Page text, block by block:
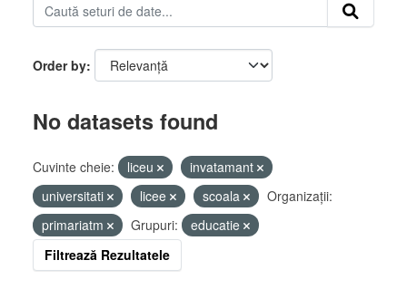
Order by
No datasets found
Cuvinte cheie: liceu
invatamant
universitati
licee scoala
Organizații:
primariatm
Grupuri:
educatie
Filtrează Rezultatele